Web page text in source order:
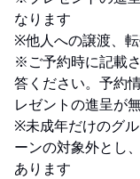
なります
※他人への譲渡、
※ご予約時に記載
答ください。予約
レゼントの進呈が
※未成年だけのグ
ーンの対象外とし
あります